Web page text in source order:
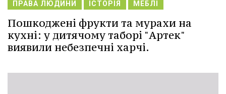
ПРАВА ЛЮДИНИ ІСТОРІЯ МЕБЛІ
Пошкоджені фрукти та мурахи на
кухні: у дитячому таборі "Артек"
виявили небезпечні харчі.